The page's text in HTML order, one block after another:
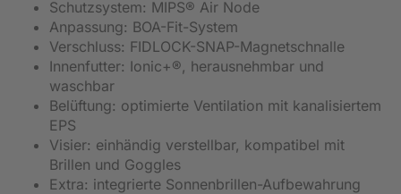
Schutzsystem: MIPS® Air Node
Anpassung: BOA-Fit-System
Verschluss: FIDLOCK-SNAP-Magnetschnalle
Innenfutter: Ionic+®, herausnehmbar und
waschbar
Belüftung: optimierte Ventilation mit kanalisiertem
EPS
Visier: einhändig verstellbar, kompatibel mit
Brillen und Goggles
Extra: integrierte Sonnenbrillen-Aufbewahrung